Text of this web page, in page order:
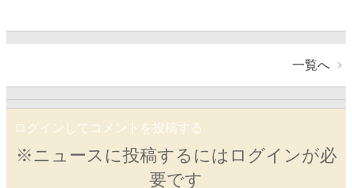
一覧へ
ログインしてコメントを投稿する
※ニュースに投稿するにはログインが必
要です